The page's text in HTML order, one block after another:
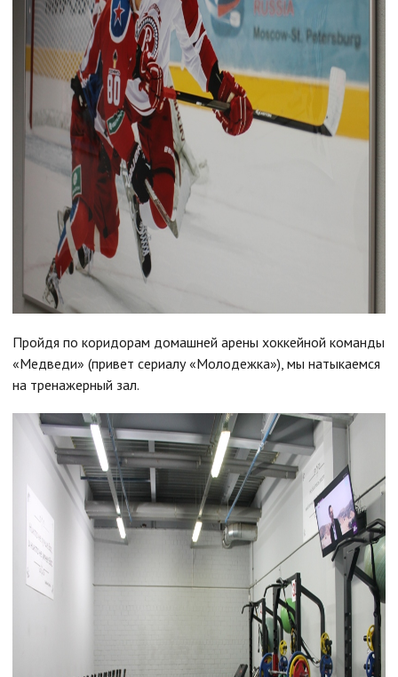
Пройдя по коридорам домашней арены хоккейной команды
«Медведи» (привет сериалу «Молодежка»), мы натыкаемся
на тренажерный зал.